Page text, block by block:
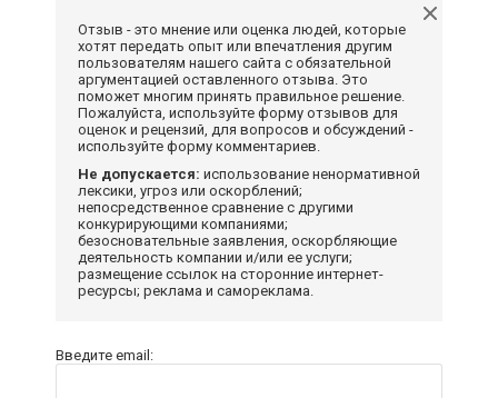
Отзыв - это мнение или оценка людей, которые
хотят передать опыт или впечатления другим
пользователям нашего сайта с обязательной
аргументацией оставленного отзыва. Это
поможет многим принять правильное решение.
Пожалуйста, используйте форму отзывов для
оценок и рецензий, для вопросов и обсуждений -
используйте форму комментариев.
Не допускается: использование ненормативной
лексики, угроз или оскорблений;
непосредственное сравнение с другими
конкурирующими компаниями;
безосновательные заявления, оскорбляющие
деятельность компании и/или ее услуги;
размещение ссылок на сторонние интернет-
ресурсы; реклама и самореклама.
Введите email: